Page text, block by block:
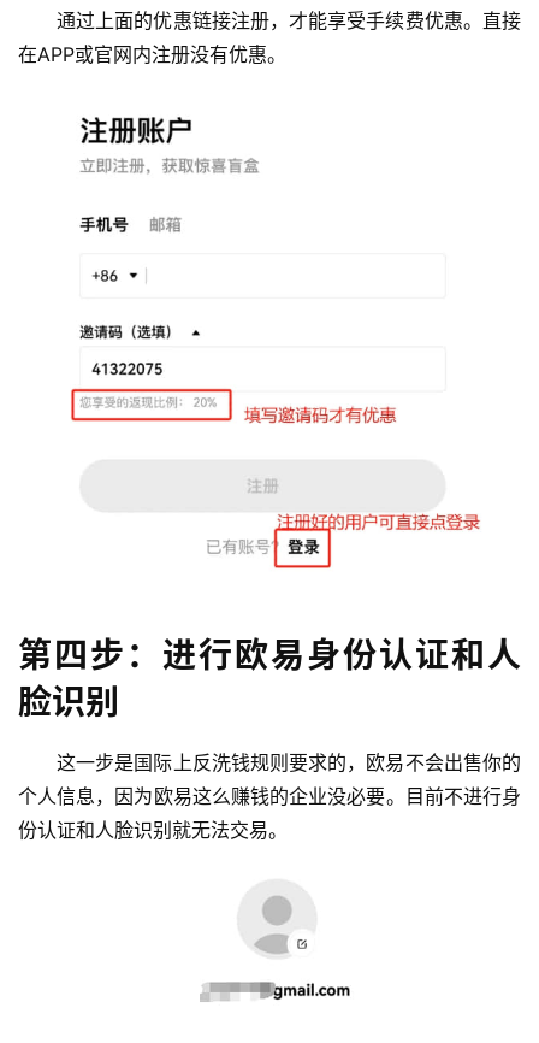
通过上面的优惠链接注册，才能享受手续费优惠。直接
在APP或官网内注册没有优惠。
第四步：进行欧易身份认证和人
脸识别
这一步是国际上反洗钱规则要求的，欧易不会出售你的
个人信息，因为欧易这么赚钱的企业没必要。目前不进行身
份认证和人脸识别就无法交易。